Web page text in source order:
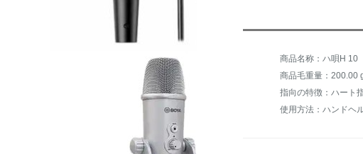
商品名称：ハ唄H 10
商品毛重量：200.00
指向の特徴：ハート
使用方法：ハンドヘ